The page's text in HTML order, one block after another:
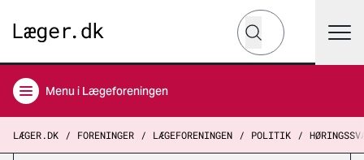
Hvad leder du efter?
Søg
Menu i Lægeforeningen
LÆGER.DK FORENINGER LÆGEFORENINGEN POLITIK